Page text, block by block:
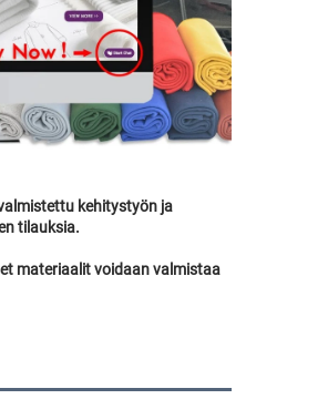
kehitystyön ja
tilauksia.
materiaalit voidaan valmistaa